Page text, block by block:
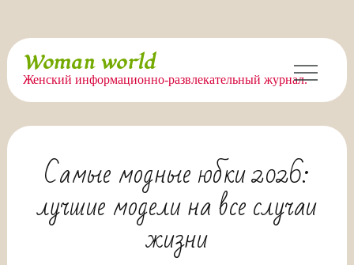
Перейти
содержимому
Woman world
Женский информационно-развлекательный журнал.
Самые модные юбки 2026:
лучшие модели на все случаи
жизни